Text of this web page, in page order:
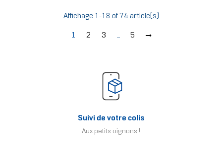
Affichage 1-18 of 74 article(s)
1 2 3 … 5
Suivi de votre colis
Aux petits oignons !